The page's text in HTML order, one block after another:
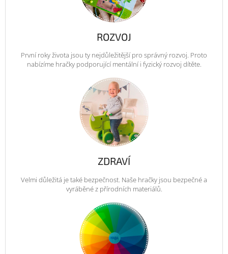
ROZVOJ
První roky života jsou ty nejdůležitější pro správný rozvoj. Proto
nabízíme hračky podporující mentální i fyzický rozvoj dítěte.
ZDRAVÍ
Velmi důležitá je také bezpečnost. Naše hračky jsou bezpečné a
vyráběné z přírodních materiálů.